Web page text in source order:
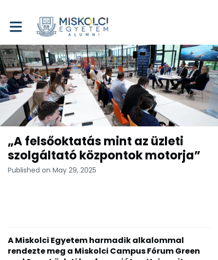
Toggle main navigation
„A felsőoktatás mint az üzleti
szolgáltató központok motorja”
Published on May 29, 2025
A Miskolci Egyetem harmadik alkalommal
rendezte meg a Miskolci Campus Fórum Green